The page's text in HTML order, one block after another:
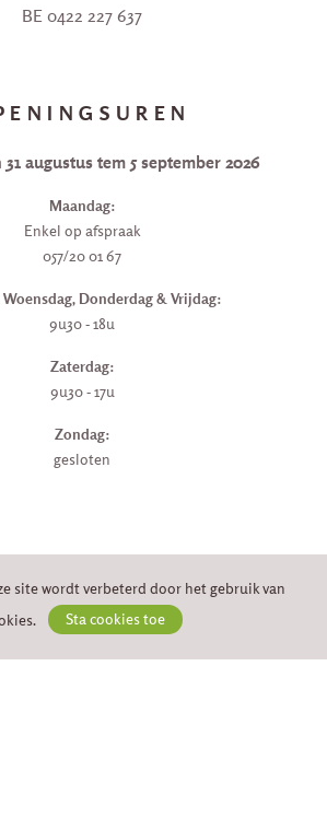
BE 0422 227 637
augustus tem 5 september 2026
Maandag:
Enkel op afspraak
057/20 01 67
Donderdag & Vrijdag:
9u30 - 18u
Zaterdag:
9u30 - 17u
Zondag:
gesloten
site wordt verbeterd door het gebruik van
Sta cookies toe